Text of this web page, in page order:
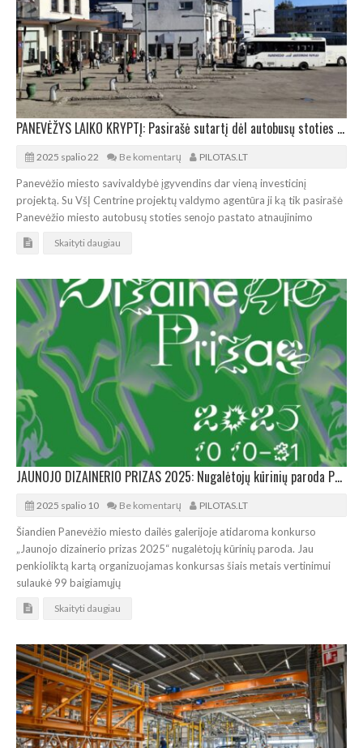
PANEVĖŽYS LAIKO KRYPTĮ: Pasirašė sutartį dėl autobusų stoties senojo pastato atnaujinimo
2025 spalio 22 Be komentarų PILOTAS.LT
Panevėžio miesto savivaldybė įgyvendins dar vieną investicinį
projektą. Su VšĮ Centrine projektų valdymo agentūra ji ką tik pasirašė
Panevėžio miesto autobusų stoties senojo pastato atnaujinimo
Skaityti daugiau
JAUNOJO DIZAINERIO PRIZAS 2025: Nugalėtojų kūrinių paroda Panevėžyje
2025 spalio 10 Be komentarų PILOTAS.LT
Šiandien Panevėžio miesto dailės galerijoje atidaroma konkurso
„Jaunojo dizainerio prizas 2025“ nugalėtojų kūrinių paroda. Jau
penkioliktą kartą organizuojamas konkursas šiais metais vertinimui
sulaukė 99 baigiamųjų
Skaityti daugiau